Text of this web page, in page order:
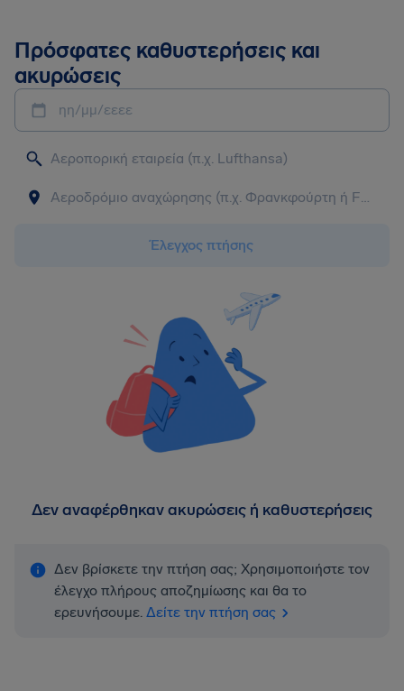
Πρόσφατες καθυστερήσεις και
ακυρώσεις
ηη/μμ/εεεε
Έλεγχος πτήσης
Δεν αναφέρθηκαν ακυρώσεις ή καθυστερήσεις
Δεν βρίσκετε την πτήση σας; Χρησιμοποιήστε τον
έλεγχο πλήρους αποζημίωσης και θα το
ερευνήσουμε. Δείτε την πτήση σας